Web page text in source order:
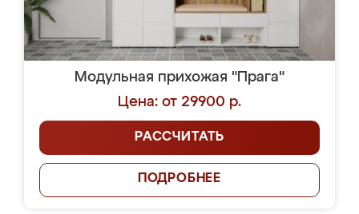
Модульная прихожая "Прага"
Цена: от 29900 р.
РАССЧИТАТЬ
ПОДРОБНЕЕ